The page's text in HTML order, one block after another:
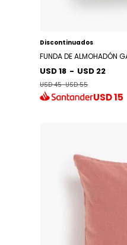
Discontinuados
FUNDA DE ALMOHADÓN
USD 18 - USD 22
USD 45-USD 55
USD15